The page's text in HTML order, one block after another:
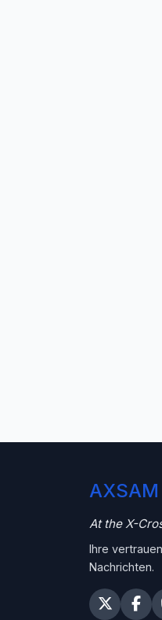
AXSAM
At the X-
Ihre
Nachrichten.